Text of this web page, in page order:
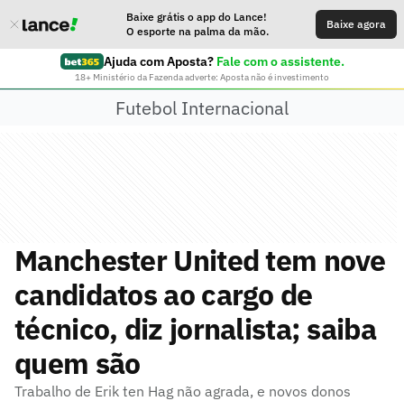
Baixe grátis o app do Lance!
O esporte na palma da mão.
Baixe agora
Ajuda com Aposta? Fale com o assistente.
18+ Ministério da Fazenda adverte: Aposta não é investimento
Futebol Internacional
Manchester United tem nove
candidatos ao cargo de
técnico, diz jornalista; saiba
quem são
Trabalho de Erik ten Hag não agrada, e novos donos